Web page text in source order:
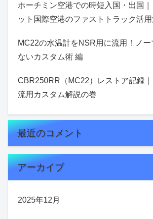
ホーチミン空港での時短入国・出国
ット国際空港のファストトラック活
MC22の水温計をNSR用に流用！ノー
ないカスタム術 編
CBR250RR（MC22）レストア記録
流用カスタム解説の巻
最近のコメント
アーカイブ
2025年12月